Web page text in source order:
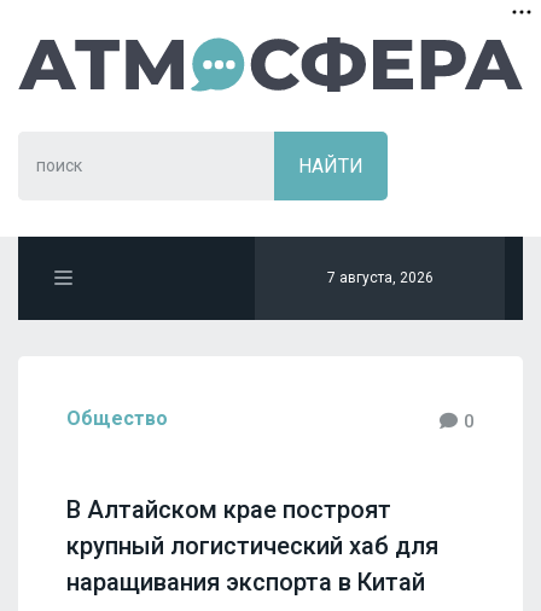
7 августа, 2026
Общество 0
В Алтайском крае построят
крупный логистический хаб для
наращивания экспорта в Китай